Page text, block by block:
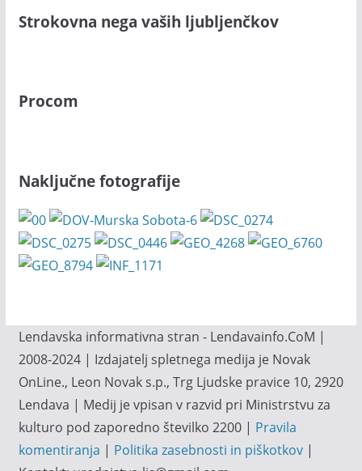
Strokovna nega vaših ljubljenčkov
Procom
Naključne fotografije
Lendavska informativna stran - Lendavainfo.CoM |
2008-2024 | Izdajatelj spletnega medija je Novak
OnLine., Leon Novak s.p., Trg Ljudske pravice 10, 2920
Lendava | Medij je vpisan v razvid pri Ministrstvu za
kulturo pod zaporedno številko 2200 | Pravila
komentiranja | Politika zasebnosti in piškotkov|